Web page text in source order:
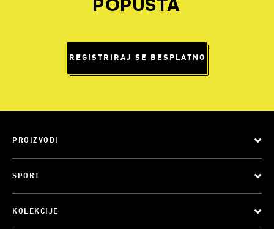
POPUSTA
REGISTRIRAJ SE BESPLATNO
PROIZVODI
SPORT
KOLEKCIJE